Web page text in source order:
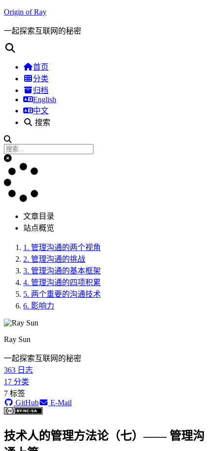
Origin of Ray
一起探索互联网的秘密
首页
分类
归档
English
中文
搜索
文章目录
站点概览
1. 管理沟通的两个视角
2. 管理沟通的挑战
3. 管理沟通的基本框架
4. 管理沟通的四项积累
5. 两个重要的沟通技术
6. 影响力
Ray Sun
一起探索互联网的秘密
363 日志
17 分类
7 标签
GitHub
E-Mail
技术人的管理方法论（七）—— 管理沟